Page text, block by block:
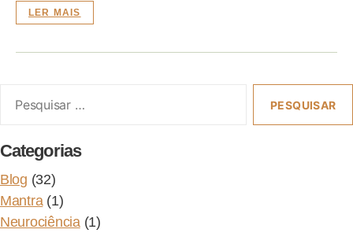
LER MAIS
Categorias
Blog (32)
Mantra (1)
Neurociência (1)